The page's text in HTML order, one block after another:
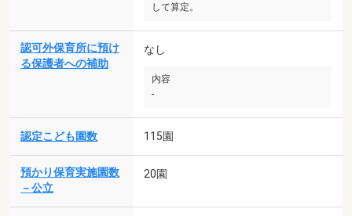
して算定。
認可外保育所に預け
る保護者への補助
なし
内容
-
認定こども園数 115園
預かり保育実施園数
－公立
20園